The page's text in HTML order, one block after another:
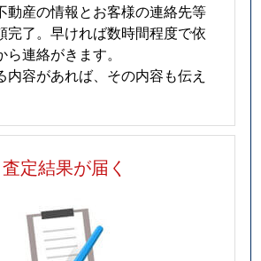
動産の情報とお客様の連絡先等
完了。早ければ数時間程度で依
連絡がきます。
内容があれば、その内容も伝え
査定結果が届く